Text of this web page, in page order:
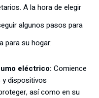
A la hora de elegir
algunos pasos para
para su hogar:
eléctrico: Comience
dispositivos
así como en su